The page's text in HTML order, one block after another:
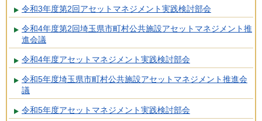
令和3年度第2回アセットマネジメント実践検討部会
令和4年度第2回埼玉県市町村公共施設アセットマネジメント推
進会議
令和4年度アセットマネジメント実践検討部会
令和5年度埼玉県市町村公共施設アセットマネジメント推進会
議
令和5年度アセットマネジメント実践検討部会